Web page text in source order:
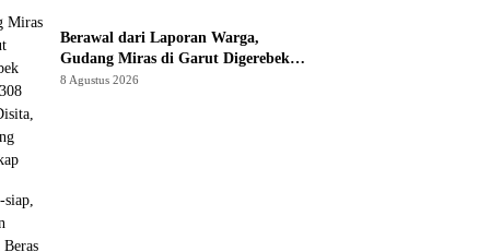
Berawal dari Laporan Warga,
Gudang Miras di Garut Digerebek
Polisi: 308 Botol Disita, Pedagang
8 Agustus 2026